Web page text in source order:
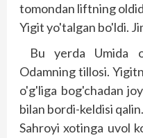
tomondan liftning
Yigit yo'talgan bo'ldi.
Bu yerda Umida
Odamning tillosi.
o'g'liga bog'chadan
bilan bordi-keldisi qalin.
Sahroyi xotinga uvol